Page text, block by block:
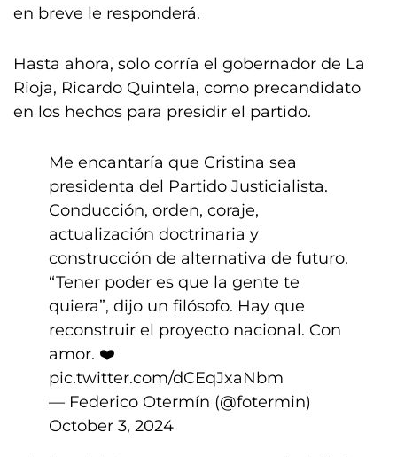
en breve le responderá.
Hasta ahora, solo corría el gobernador de La
Rioja, Ricardo Quintela, como precandidato
en los hechos para presidir el partido.
Me encantaría que Cristina sea
presidenta del Partido Justicialista.
Conducción, orden, coraje,
actualización doctrinaria y
construcción de alternativa de futuro.
“Tener poder es que la gente te
quiera”, dijo un filósofo. Hay que
reconstruir el proyecto nacional. Con
amor. ❤️
pic.twitter.com/dCEqJxaNbm
— Federico Otermín (@fotermin)
October 3, 2024